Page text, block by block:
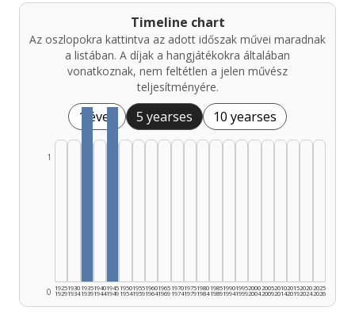
Timeline chart
Az oszlopokra kattintva az adott időszak művei maradnak
a listában. A díjak a hangjátékokra általában
vonatkoznak, nem feltétlen a jelen művész
teljesítményére.
1 éves 5 yearses 10 yearses
0
1
1925
1929
1930
1934
1935
1939
1940
1944
1945
1949
1950
1954
1955
1959
1960
1964
1965
1969
1970
1974
1975
1979
1980
1984
1985
1989
1990
1994
1995
1999
2000
2004
2005
2009
2010
2014
2015
2019
2020
2024
2025
2026